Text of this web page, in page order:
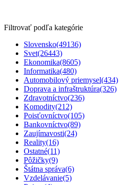
Filtrovať podľa kategórie
Slovensko(49136)
Svet(26443)
Ekonomika(8605)
Informatika(480)
Automobilový priemysel(434)
Doprava a infraštruktúra(326)
Zdravotníctvo(236)
Komodity(212)
Poisťovníctvo(105)
Bankovníctvo(89)
Zaujímavosti(24)
Reality(16)
Ostatné(11)
Pôžičky(9)
Štátna správa(6)
Vzdelávanie(5)